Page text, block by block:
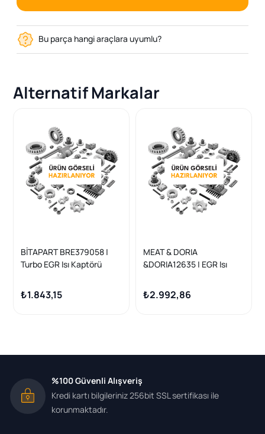
Bu parça hangi araçlara uyumlu?
Alternatif Markalar
BİTAPART BRE379058 |
Turbo EGR Isı Kaptörü
Talisman Megane IV Kadjar
Duster 1.5 DCI K9k
₺1.843,15
MEAT & DORIA
&DORIA12635 | EGR Isı
Talisman-Megane IV-
Kadjar
₺2.992,86
%100 Güvenli Alışveriş
Kredi kartı bilgileriniz 256bit SSL sertifikası ile
korunmaktadır.